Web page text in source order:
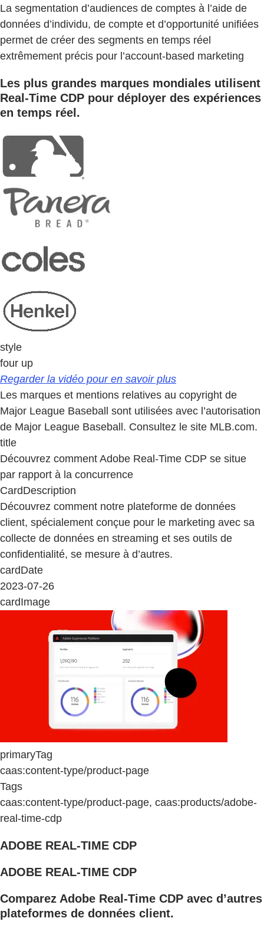
La segmentation d’audiences de comptes à l’aide de
données d’individu, de compte et d’opportunité unifiées
permet de créer des segments en temps réel
extrêmement précis pour l’account-based marketing
Les plus grandes marques mondiales utilisent
Real-Time CDP pour déployer des expériences
en temps réel.
style
four up
Regarder la vidéo pour en savoir plus
Les marques et mentions relatives au copyright de
Major League Baseball sont utilisées avec l’autorisation
de Major League Baseball. Consultez le site MLB.com.
title
Découvrez comment Adobe Real-Time CDP se situe
par rapport à la concurrence
CardDescription
Découvrez comment notre plateforme de données
client, spécialement conçue pour le marketing avec sa
collecte de données en streaming et ses outils de
confidentialité, se mesure à d’autres.
cardDate
2023-07-26
cardImage
primaryTag
caas:content-type/product-page
Tags
caas:content-type/product-page, caas:products/adobe-
real-time-cdp
ADOBE REAL-TIME CDP
ADOBE REAL-TIME CDP
Comparez Adobe Real-Time CDP avec d’autres
plateformes de données client.